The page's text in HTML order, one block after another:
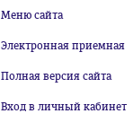
Меню сайта
Электронная приемная
Полная версия сайта
Вход в личный кабинет